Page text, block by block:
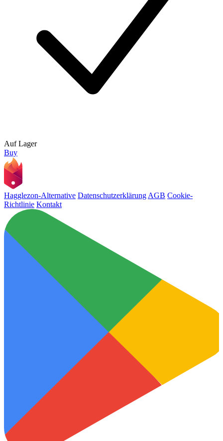
Auf Lager
Buy
Hagglezon-Alternative Datenschutzerklärung AGB Cookie-
Richtlinie Kontakt